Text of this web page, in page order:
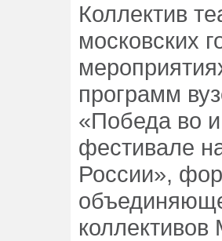
Коллектив
московских
программ
«Победа во
фестивале
России»,